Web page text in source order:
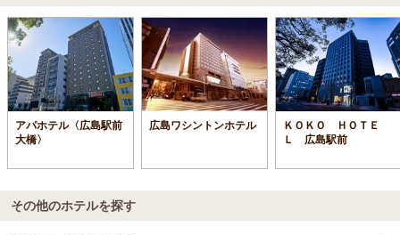
アパホテル〈広島駅前
大橋〉
広島ワシントンホテル
ＫＯＫＯ ＨＯＴＥ
Ｌ 広島駅前
その他のホテルを探す